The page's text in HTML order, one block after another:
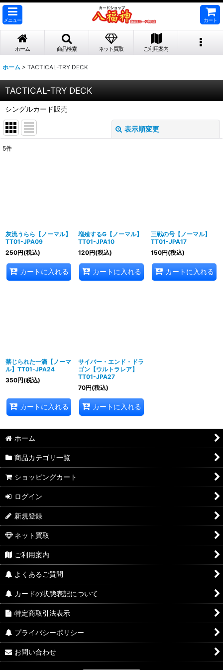
メニュー カート
ホーム 商品検索 ネット買取 ご利用案内
ホーム > TACTICAL-TRY DECK
TACTICAL-TRY DECK
シングルカード販売
表示順変更
サブカテゴリ
絞り込む
5件
灰流うらら【ノーマル】
TT01-JPA09
250円(税込)
カートに入れる
増殖するG【ノーマル】
TT01-JPA10
120円(税込)
カートに入れる
三戦の号【ノーマル】
TT01-JPA17
150円(税込)
カートに入れる
禁じられた一滴【ノーマ
ル】TT01-JPA24
350円(税込)
カートに入れる
サイバー・エンド・ドラ
ゴン【ウルトラレア】
TT01-JPA27
70円(税込)
カートに入れる
ホーム
商品カテゴリ一覧
ショッピングカート
ログイン
新規登録
ネット買取
ご利用案内
よくあるご質問
カードの状態表記について
特定商取引法表示
プライバシーポリシー
お問い合わせ